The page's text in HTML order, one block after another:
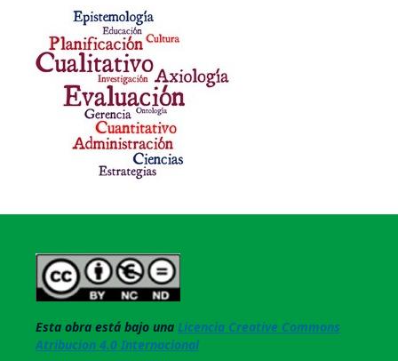
Esta obra está bajo una Licencia Creative Commons
Atribucion 4.0 Internacional